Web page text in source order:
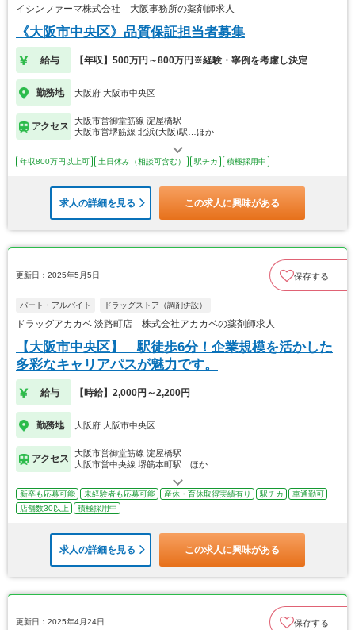
イシンファーマ株式会社 大阪事務所の薬剤師求人
《大阪市中央区》品質保証担当者募集
給与 【年収】500万円～800万円※経験・寧例を考慮し決定
勤務地 大阪府 大阪市中央区
アクセス
大阪市営御堂筋線 淀屋橋駅
大阪市営堺筋線 北浜(大阪)駅…ほか
年収800万円以上可 土日休み（相談可含む） 駅チカ 積極採用中
求人の詳細を見る この求人に興味がある
更新日：2025年5月5日 保存する
パート・アルバイト ドラッグストア（調剤併設）
ドラッグアカカベ 淡路町店 株式会社アカカベの薬剤師求人
【大阪市中央区】 駅徒歩6分！企業規模を活かした
多彩なキャリアパスが魅力です。
給与 【時給】2,000円～2,200円
勤務地 大阪府 大阪市中央区
アクセス
大阪市営御堂筋線 淀屋橋駅
大阪市営中央線 堺筋本町駅…ほか
新卒も応募可能 未経験者も応募可能 産休・育休取得実績有り 駅チカ
車通勤可
店舗数30以上
積極採用中
求人の詳細を見る この求人に興味がある
更新日：2025年4月24日 保存する